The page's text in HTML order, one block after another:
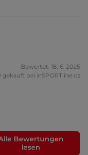
Bewertet: 18. 6. 2025
bei inSPORTline.cz
Bewertungen
lesen